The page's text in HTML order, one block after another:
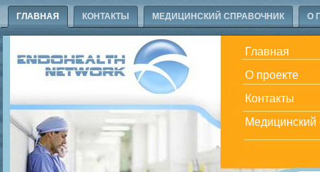
ГЛАВНАЯ КОНТАКТЫ МЕДИЦИНСКИЙ СПРАВОЧНИК О
Главная
О проекте
Контакты
Медицинский